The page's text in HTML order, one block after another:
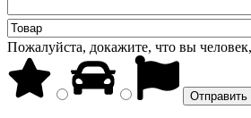
Пожалуйста, докажите, что вы